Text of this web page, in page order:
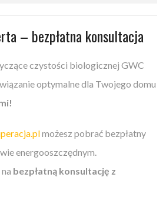
– bezpłatna konsultacja
czystości biologicznej GWC
optymalne dla Twojego domu
możesz pobrać bezpłatny
energooszczędnym.
bezpłatną konsultację z